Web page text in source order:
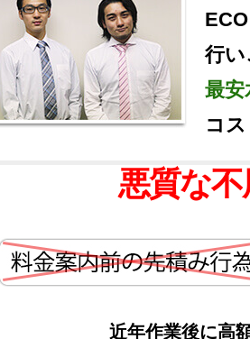
行い
最安
コ
悪質な
近年作業後に高